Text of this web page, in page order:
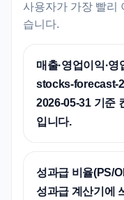
사용자가 가장 빨리
습니다.
매출·영업이익·
stocks-forecast-
2026-05-31 기준
입니다.
성과급 비율(PS/
성과급 계산기에